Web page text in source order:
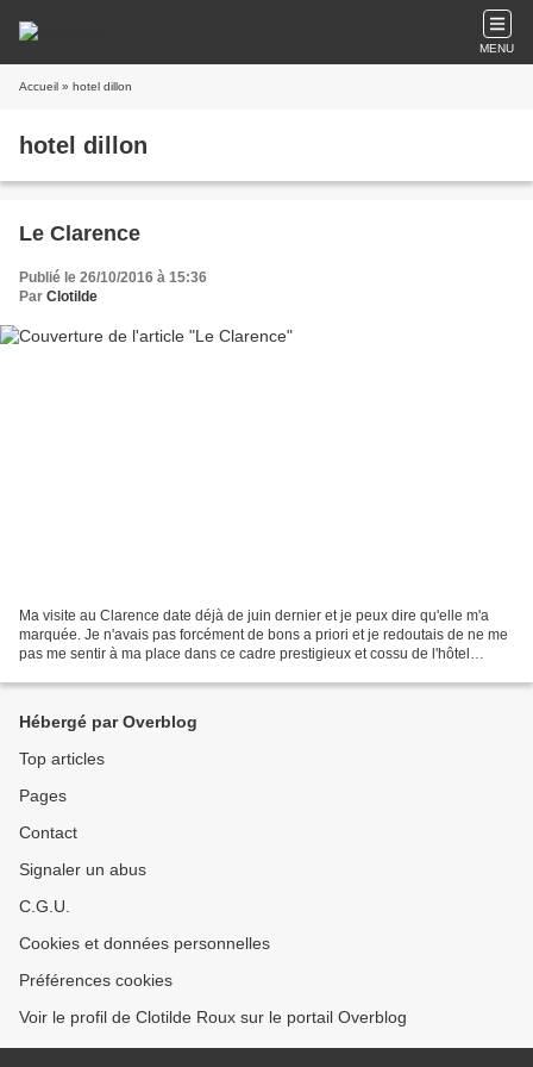
MENU
Accueil » hotel dillon
hotel dillon
Le Clarence
Publié le 26/10/2016 à 15:36
Par Clotilde
Ma visite au Clarence date déjà de juin dernier et je peux dire qu'elle m'a
marquée. Je n'avais pas forcément de bons a priori et je redoutais de ne me
pas me sentir à ma place dans ce cadre prestigieux et cossu de l'hôtel
Hébergé par Overblog
Top articles
Pages
Contact
Signaler un abus
C.G.U.
Cookies et données personnelles
Préférences cookies
Voir le profil de Clotilde Roux sur le portail Overblog